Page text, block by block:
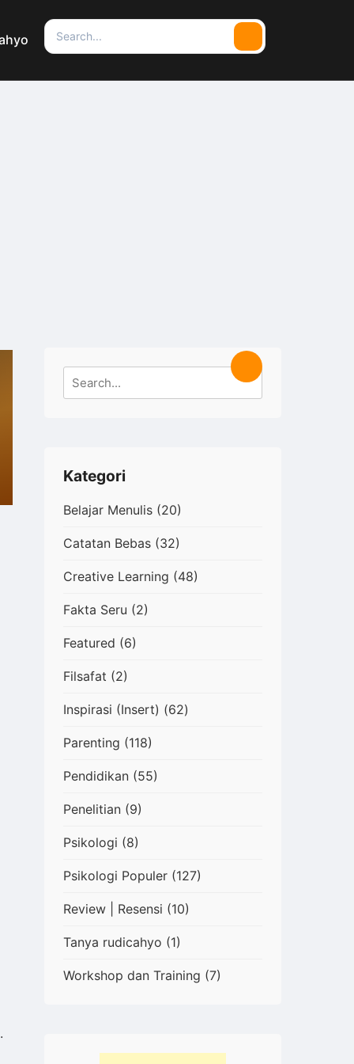
Search
for:
Search
for:
Search
Kategori
Belajar Menulis (20)
Catatan Bebas (32)
Creative Learning (48)
Fakta Seru (2)
Featured (6)
Filsafat (2)
Inspirasi (Insert) (62)
Parenting (118)
Pendidikan (55)
Penelitian (9)
Psikologi (8)
Psikologi Populer (127)
Review | Resensi (10)
Tanya rudicahyo (1)
Workshop dan Training (7)